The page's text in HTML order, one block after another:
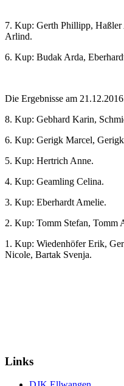
7. Kup: Gerth Phillipp, Haßler
Arlind.
6. Kup: Budak Arda,
Die Ergebnisse am
8. Kup: Gebhard Karin,
6. Kup: Gerigk Marcel, Gerigk
5. Kup: Hertrich Anne.
4. Kup: Geamling Celina.
3. Kup: Eberhardt Amelie.
2. Kup: Tomm Stefan, Tomm
1. Kup: Wiedenhöfer Erik,
Nicole, Bartak Svenja.
Links